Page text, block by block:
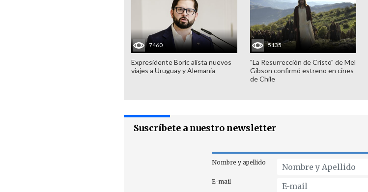
7460
Expresidente Boric alista nuevos
viajes a Uruguay y Alemania
5135
"La Resurrección de Cristo" de Mel
Gibson confirmó estreno en cines
de Chile
Suscríbete a nuestro newsletter
Nombre y apellido
E-mail